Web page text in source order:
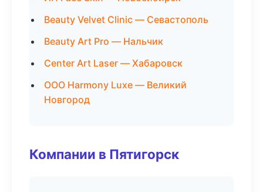
Beauty Velvet Clinic — Севастополь
Beauty Art Pro — Нальчик
Center Art Laser — Хабаровск
ООО Harmony Luxe — Великий
Новгород
Компании в Пятигорск